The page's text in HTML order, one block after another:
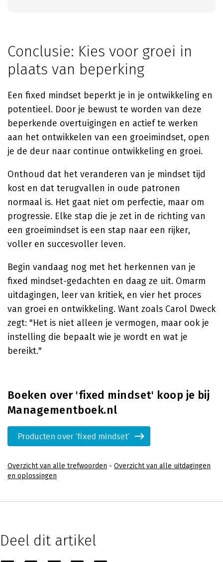
Conclusie: Kies voor groei in
plaats van beperking
Een fixed mindset beperkt je in je ontwikkeling en
potentieel. Door je bewust te worden van deze
beperkende overtuigingen en actief te werken
aan het ontwikkelen van een groeimindset, open
je de deur naar continue ontwikkeling en groei.
Onthoud dat het veranderen van je mindset tijd
kost en dat terugvallen in oude patronen
normaal is. Het gaat niet om perfectie, maar om
progressie. Elke stap die je zet in de richting van
een groeimindset is een stap naar een rijker,
voller en succesvoller leven.
Begin vandaag nog met het herkennen van je
fixed mindset-gedachten en daag ze uit. Omarm
uitdagingen, leer van kritiek, en vier het proces
van groei en ontwikkeling. Want zoals Carol Dweck
zegt: "Het is niet alleen je vermogen, maar ook je
instelling die bepaalt wie je wordt en wat je
bereikt."
Boeken over 'fixed mindset' koop je bij
Managementboek.nl
Producten over 'fixed mindset'
Overzicht van alle trefwoorden - Overzicht van alle uitdagingen
en oplossingen
Deel dit artikel